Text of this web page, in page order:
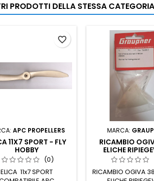
PRODOTTI DELLA STESSA
APC PROPELLERS
11X7 SPORT - FLY
HOBBY
(0)
ELICA 11x7 SPORT
favorite_border
MARCA:
RICAMBIO
ELICHE
RICAMBIO OGIVA